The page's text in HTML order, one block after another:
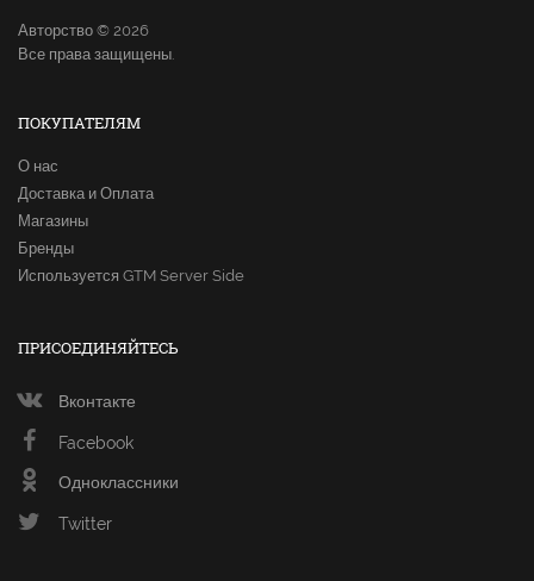
Авторство © 2026
Все права защищены.
ПОКУПАТЕЛЯМ
О нас
Доставка и Оплата
Магазины
Бренды
Используется GTM Server Side
ПРИСОЕДИНЯЙТЕСЬ
Вконтакте
Facebook
Одноклассники
Twitter